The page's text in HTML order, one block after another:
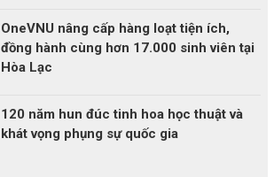
OneVNU nâng cấp hàng loạt tiện ích,
đồng hành cùng hơn 17.000 sinh viên tại
Hòa Lạc
120 năm hun đúc tinh hoa học thuật và
khát vọng phụng sự quốc gia